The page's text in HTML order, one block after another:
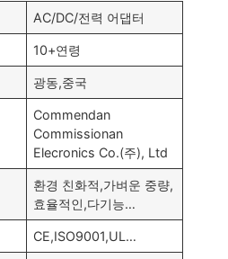
AC/DC/전력 어댑터
10+연령
광동,중국
Commendan
Commissionan
Elecronics Co.(주), Ltd
환경 친화적,가벼운 중량,
효율적인,다기능…
CE,ISO9001,UL …